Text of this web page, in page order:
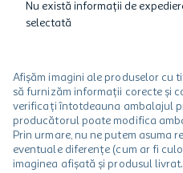
Nu există informații de
selectată
Afișăm imagini ale produselor cu
să furnizăm informații corecte și
verificați întotdeauna ambalajul
producătorul poate modifica
Prin urmare, nu ne putem asuma
eventuale diferențe (cum ar fi
imaginea afișată și produsul livrat.